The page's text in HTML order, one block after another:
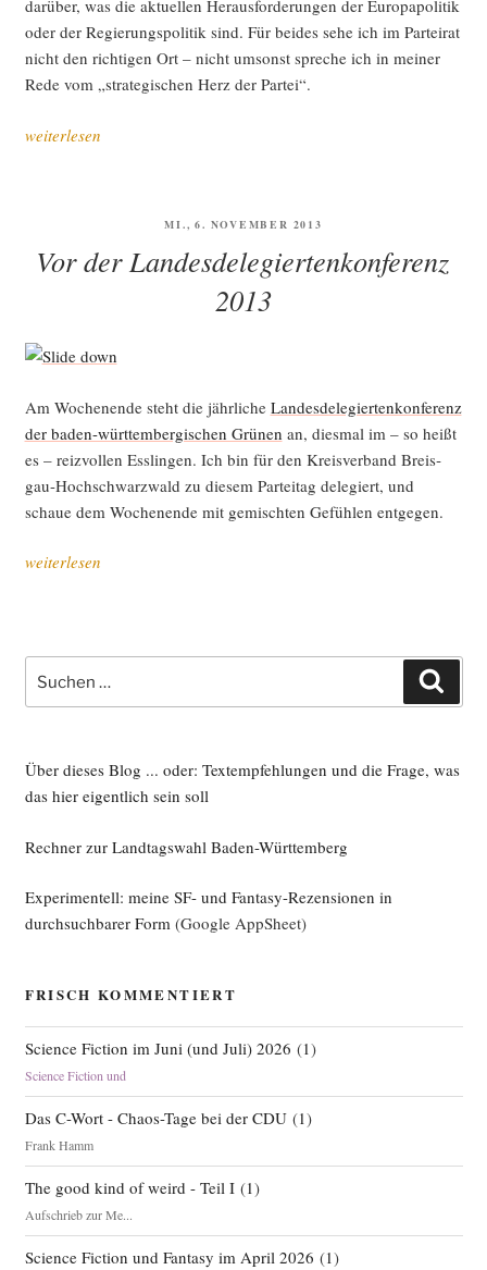
dar­über, was die aktu­el­len Her­aus­for­de­run­gen der Euro­pa­po­li­tik
oder der Regie­rungs­po­li­tik sind. Für bei­des sehe ich im Par­tei­rat
nicht den rich­ti­gen Ort – nicht umsonst spre­che ich in mei­ner
Rede vom „stra­te­gi­schen Herz der Partei“.
„Nach
le­
kon­
2013
–
eine
klei­
ne
Bilanz“
weiterlesen
VERÖFFENTLICHT
MI., 6. NOVEMBER 2013
Vor der Landesdelegiertenkonferenz
2013
Am Wochen­en­de steht die jähr­li­che Lan­des­de­le­gier­ten­kon­fe­renz
der baden-würt­tem­ber­gi­schen Grü­nen an, dies­mal im – so heißt
es – reiz­vol­len Ess­lin­gen. Ich bin für den Kreis­ver­band Breis­
gau-Hoch­schwarz­wald zu die­sem Par­tei­tag dele­giert, und
schaue dem Wochen­en­de mit gemisch­ten Gefüh­len entgegen.
„Vor
de­
le­
kon­
fe­
2013“
weiterlesen
nach:
Über dieses Blog ... oder: Textempfehlungen und die Frage, was
das hier eigentlich sein soll
Rechner zur Landtagswahl Baden-Württemberg
Experimentell: meine SF- und Fantasy-Rezensionen in
durchsuchbarer Form(Google AppSheet)
FRISCH KOMMENTIERT
Science Fiction im Juni (und Juli) 2026 (1)
Science Fiction und
Das C-Wort - Chaos-Tage bei der CDU(1)
Frank Hamm
The good kind of weird - Teil I(1)
Aufschrieb zur Me...
Science Fiction und Fantasy im April 2026 (1)